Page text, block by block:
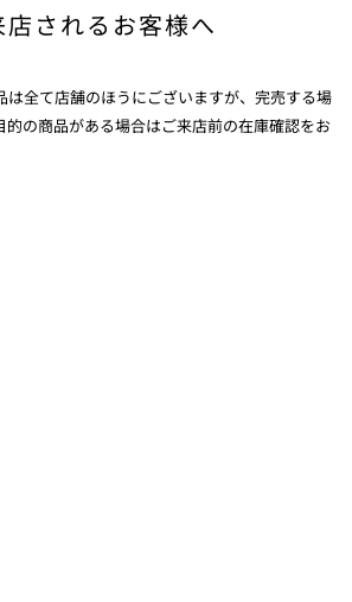
店されるお客様へ
は全て店舗のほうにございますが、完売する場
的の商品がある場合はご来店前の在庫確認をお